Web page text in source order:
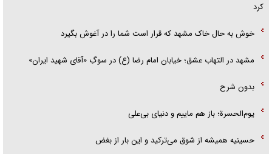
کرد
خوش به حال خاک مشهد که قرار است شما را در آغوش بگیرد
مشهد در التهاب عشق؛ خیابان امام رضا (ع) در سوگِ «آقای شهید ایران»
بدون شرح
یوم‌الحسرة؛ باز هم ماییم و دنیای بی‌علی
حسینیه همیشه از شوق می‌ترکید و این بار از بغض